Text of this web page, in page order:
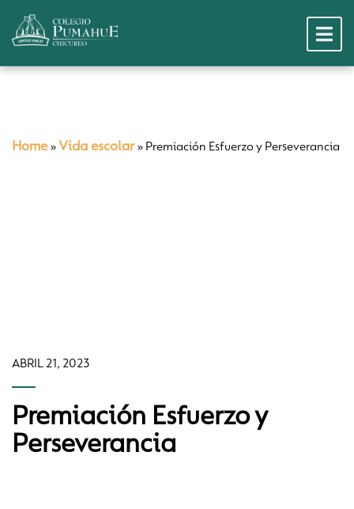
Home » Vida escolar» Premiación Esfuerzo y Perseverancia
ABRIL 21, 2023
Premiación Esfuerzo y
Perseverancia